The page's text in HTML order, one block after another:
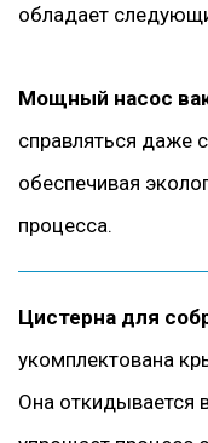
обладает
Мощный насос
справляться даже
обеспечивая
процесса.
Цистерна для
укомплектована
Она откидывается